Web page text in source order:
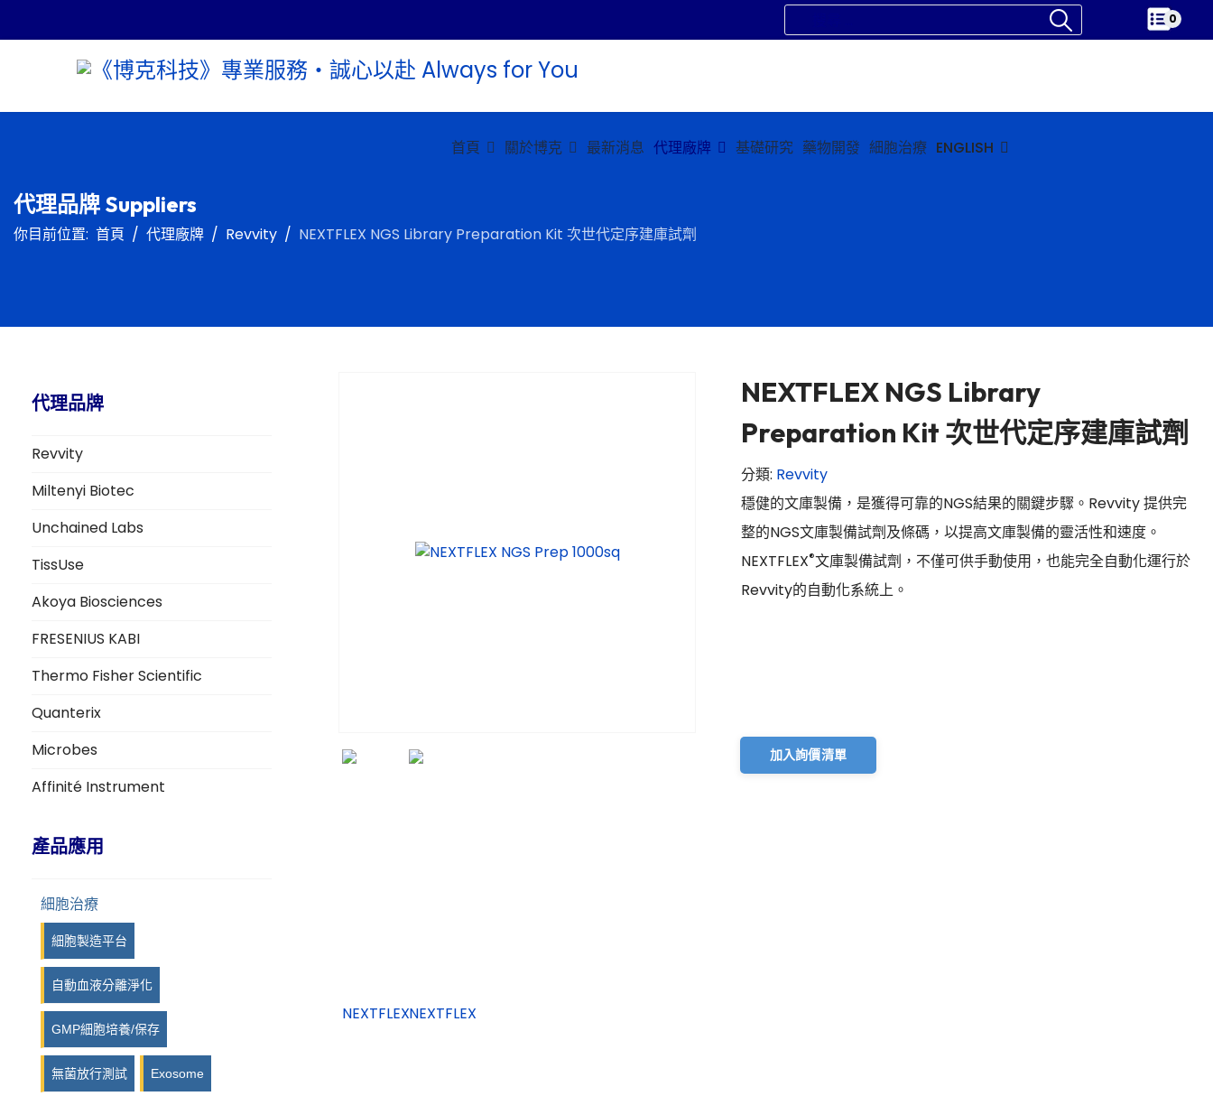
0
首頁 關於博克 最新消息 代理廠牌 基礎研究 藥物開發 細胞治療 ENGLISH
代理品牌 Suppliers
你目前位置: 首頁 代理廠牌 Revvity NEXTFLEX NGS Library Preparation Kit 次世代定序建庫試劑
代理品牌
Revvity
Miltenyi Biotec
Unchained Labs
TissUse
Akoya Biosciences
FRESENIUS KABI
Thermo Fisher Scientific
Quanterix
Microbes
Affinité Instrument
GmbH
iPRASENSE
Viscover
Photon etc
Kurabo
Syngene
LuminiCell
產品應用
細胞治療
細胞製造平台
自動血液分離淨化
GMP細胞培養/保存
無菌放行測試 Exosome
NEXTFLEX NGS Library
Preparation Kit 次世代定序建庫試劑
分類: Revvity
穩健的文庫製備，是獲得可靠的NGS結果的關鍵步驟。Revvity 提供完
整的NGS文庫製備試劑及條碼，以提高文庫製備的靈活性和速度。
NEXTFLEX®文庫製備試劑，不僅可供手動使用，也能完全自動化運行於
Revvity的自動化系統上。
加入詢價清單